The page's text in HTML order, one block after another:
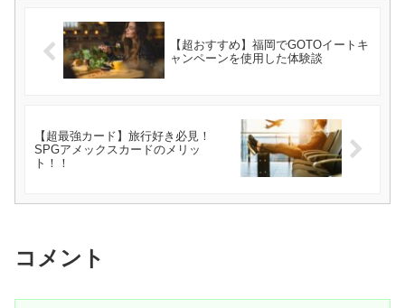
【超おすすめ】福岡でGOTOイートキ
ャンペーンを使用した体験談
【超最強カード】旅行好き必見！
SPGアメックスカードのメリッ
ト！！
コメント